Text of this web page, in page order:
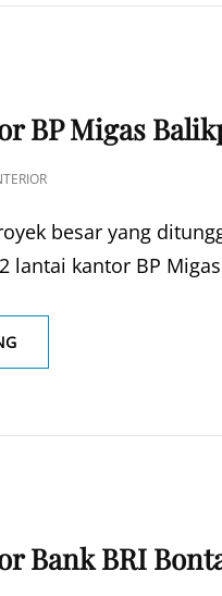
BP Migas
besar yang
lantai kantor BP Migas
INTERIOR
KANTOR
BALIKPAPAN
Bank BRI